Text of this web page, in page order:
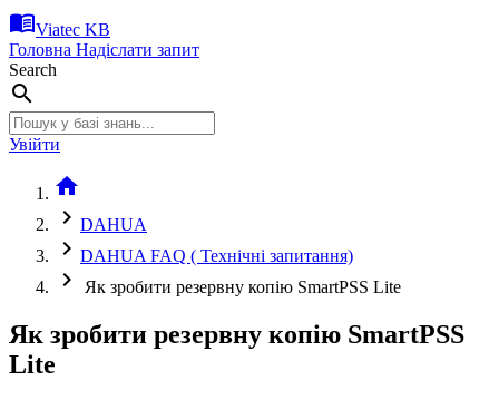
menu_bookViatec KB
Головна Надіслати запит
Search
search
Увійти
home
chevron_right DAHUA
chevron_right DAHUA FAQ ( Технічні запитання)
chevron_right Як зробити резервну копію SmartPSS Lite
Як зробити резервну копію SmartPSS
Lite